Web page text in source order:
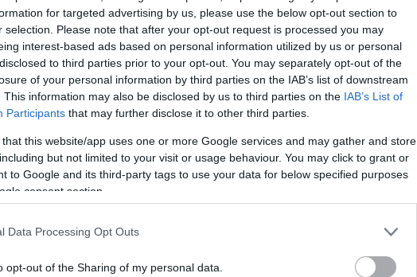
for targeted advertising by us, please use the below opt-out section to
selection. Please note that after your opt-out request is processed you may
interest-based ads based on personal information utilized by us or personal
to third parties prior to your opt-out. You may separately opt-out of the
of your personal information by third parties on the IAB’s list of downstream
This information may also be disclosed by us to third parties on the IAB’s List of
Participants that may further disclose it to other third parties.
that this website/app uses one or more Google services and may gather and store
but not limited to your visit or usage behaviour. You may click to grant or
to Google and its third-party tags to use your data for below specified purposes
consent section.
Data Processing Opt Outs
opt-out of the Sharing of my personal data.